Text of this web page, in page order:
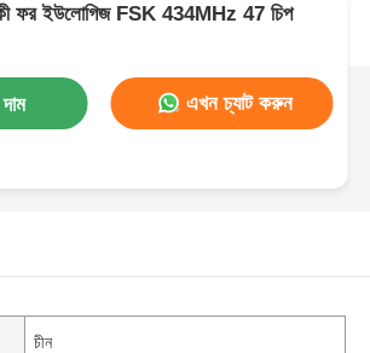
কী ফর ইউলোগিজ FSK 434MHz 47 চিপ
এখন চ্যাট করুন
চীন